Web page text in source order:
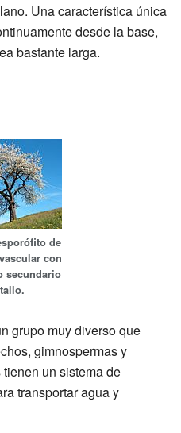
Una característica única
desde la base,
bastante larga.
de
con
secundario
grupo muy diverso que
gimnospermas y
un sistema de
transportar agua y